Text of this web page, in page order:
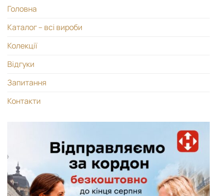
Головна
Каталог – всі вироби
Колекції
Відгуки
Запитання
Контакти